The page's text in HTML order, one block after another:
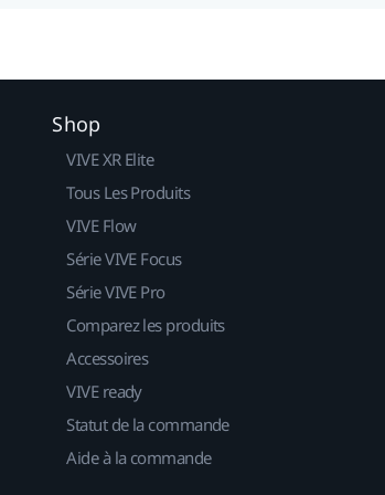
Shop
VIVE XR Elite
Tous Les Produits
VIVE Flow
Série VIVE Focus
Série VIVE Pro
Comparez les produits
Accessoires
VIVE ready
Statut de la commande
Aide à la commande